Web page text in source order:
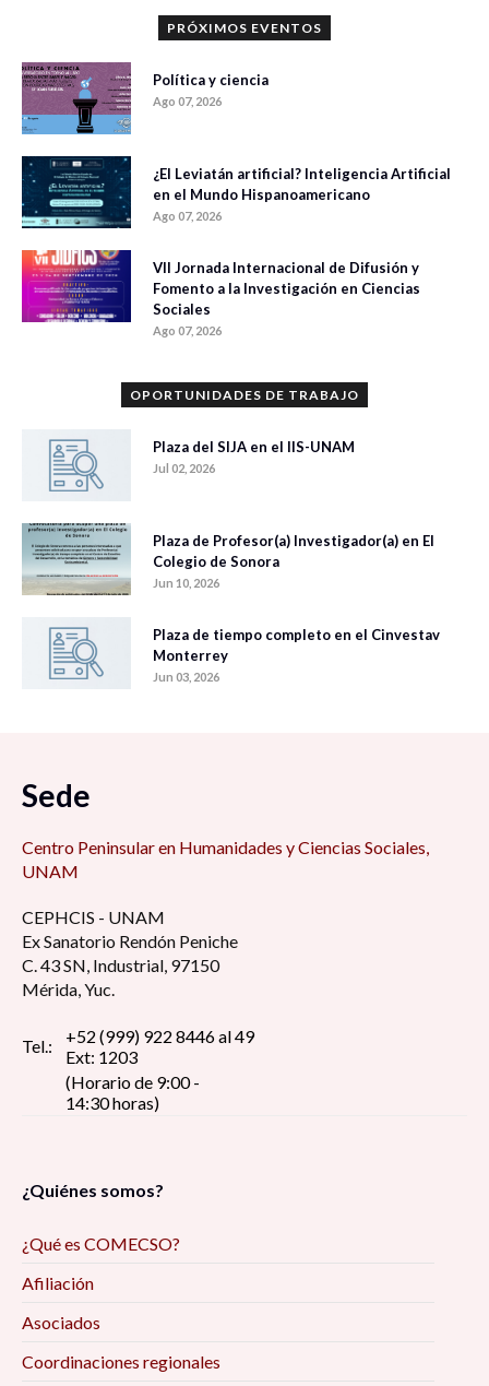
PRÓXIMOS EVENTOS
Política y ciencia
Ago 07, 2026
¿El Leviatán artificial? Inteligencia Artificial
en el Mundo Hispanoamericano
Ago 07, 2026
VII Jornada Internacional de Difusión y
Fomento a la Investigación en Ciencias
Sociales
Ago 07, 2026
OPORTUNIDADES DE TRABAJO
Plaza del SIJA en el IIS-UNAM
Jul 02, 2026
Plaza de Profesor(a) Investigador(a) en El
Colegio de Sonora
Jun 10, 2026
Plaza de tiempo completo en el Cinvestav
Monterrey
Jun 03, 2026
Sede
Centro Peninsular en Humanidades y Ciencias Sociales,
UNAM
CEPHCIS - UNAM
Ex Sanatorio Rendón Peniche
C. 43 SN, Industrial, 97150
Mérida, Yuc.
Tel.:
+52 (999) 922 8446 al 49
Ext: 1203
(Horario de 9:00 -
14:30 horas)
¿Quiénes somos?
¿Qué es COMECSO?
Afiliación
Asociados
Coordinaciones regionales